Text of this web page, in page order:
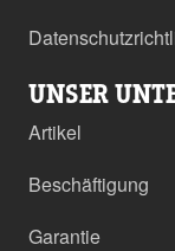
UNSER
Artikel
Beschäftigung
Garantie